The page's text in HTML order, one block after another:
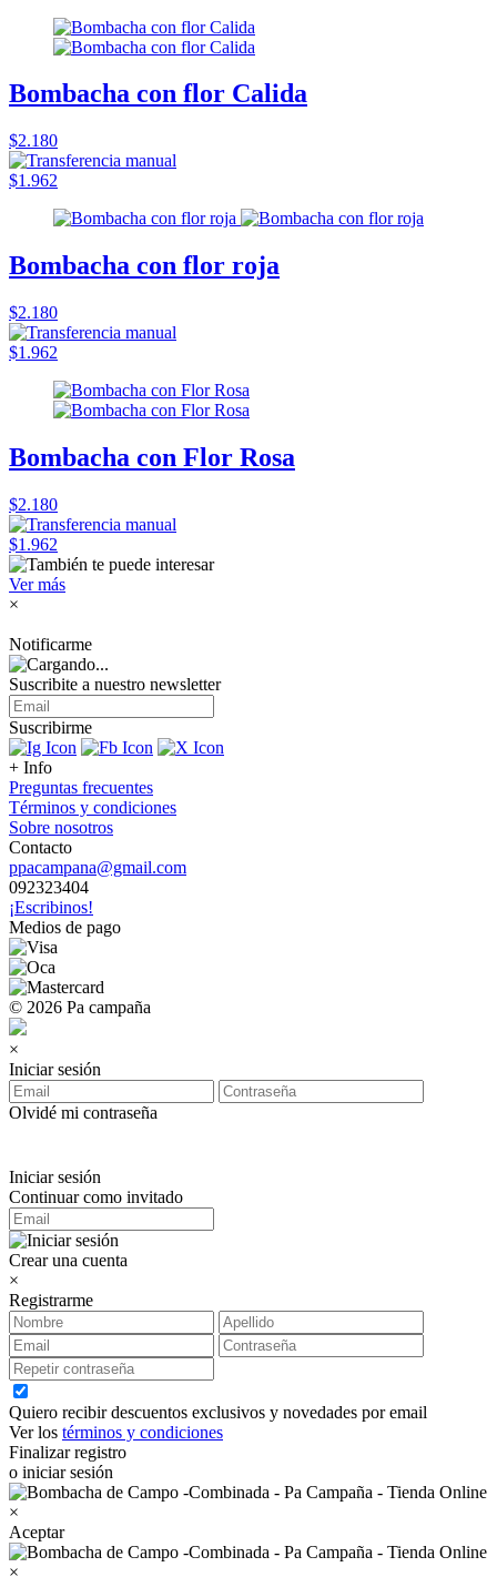
Bombacha con flor Calida
$2.180
$1.962
Bombacha con flor roja
$2.180
$1.962
Bombacha con Flor Rosa
$2.180
$1.962
Ver más
×
Notificarme
Suscribite a nuestro newsletter
Suscribirme
+ Info
Preguntas frecuentes
Términos y condiciones
Sobre nosotros
Contacto
ppacampana@gmail.com
092323404
¡Escribinos!
Medios de pago
© 2026 Pa campaña
×
Iniciar sesión
Olvidé mi contraseña
Iniciar sesión
Continuar como invitado
Crear una cuenta
×
Registrarme
Quiero recibir descuentos exclusivos y novedades por email
Ver los términos y condiciones
Finalizar registro
o iniciar sesión
×
Aceptar
×